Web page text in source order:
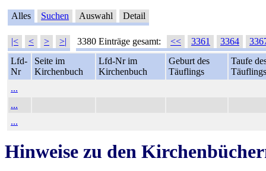
Alles Suchen Auswahl Detail
|< < > >| 3380 Einträge gesamt: << 3361 3364
Lfd-
Nr
Seite im
Kirchenbuch
Lfd-Nr im
Kirchenbuch
Geburt des
Täuflings
Taufe
Täuflings
...
...
...
Hinweise zu den